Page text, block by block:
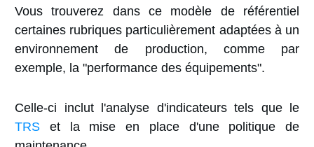
Vous trouverez dans ce modèle de référentiel
certaines rubriques particulièrement adaptées à un
environnement de production, comme par
exemple, la "performance des équipements".
Celle-ci inclut l'analyse d'indicateurs tels que le
TRS et la mise en place d'une politique de